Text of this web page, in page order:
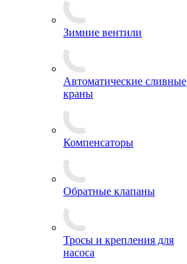
Зимние вентили
Автоматические сливные
краны
Компенсаторы
Обратные клапаны
Тросы и крепления для
насоса